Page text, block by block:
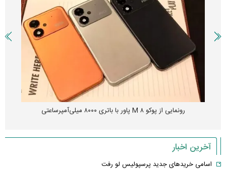
رونمایی از پوکو M ۸ پاور با باتری ۸۰۰۰ میلی‌آمپرساعتی
آخرین اخبار
اسامی خریدهای جدید پرسپولیس لو رفت